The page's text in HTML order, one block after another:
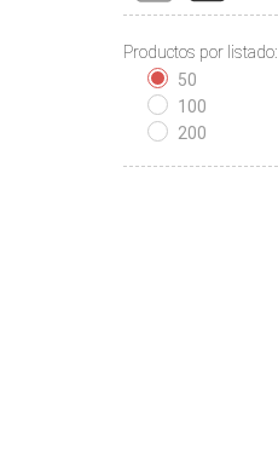
Productos por listado:
50
100
200